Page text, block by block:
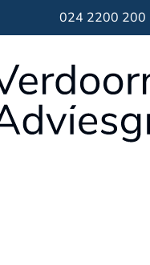
024 2200 200